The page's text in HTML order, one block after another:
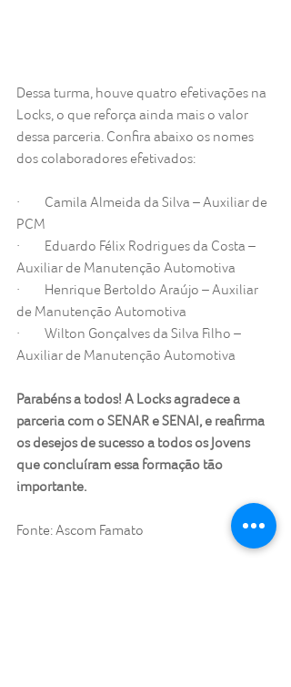
Dessa turma, houve quatro efetivações na
Locks, o que reforça ainda mais o valor
dessa parceria. Confira abaixo os nomes
dos colaboradores efetivados:
·         Camila Almeida da Silva – Auxiliar de
PCM
·         Eduardo Félix Rodrigues da Costa –
Auxiliar de Manutenção Automotiva
·         Henrique Bertoldo Araújo – Auxiliar
de Manutenção Automotiva
·         Wilton Gonçalves da Silva Filho –
Auxiliar de Manutenção Automotiva
Parabéns a todos! A Locks agradece a
parceria com o SENAR e SENAI, e reafirma
os desejos de sucesso a todos os Jovens
que concluíram essa formação tão
importante.
Fonte: Ascom Famato